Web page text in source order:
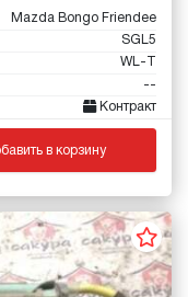
Mazda Bongo Friendee
SGL5
WL-T
--
Контракт
в корзину